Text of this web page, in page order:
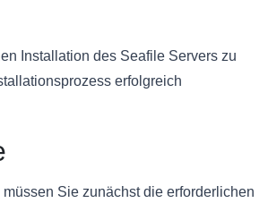
Installation des Seafile Servers zu
erfolgreich
Sie zunächst die erforderlichen